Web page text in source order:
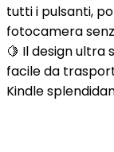
tutti i pulsanti,
fotocamera
🍋 Il design
facile da
Kindle